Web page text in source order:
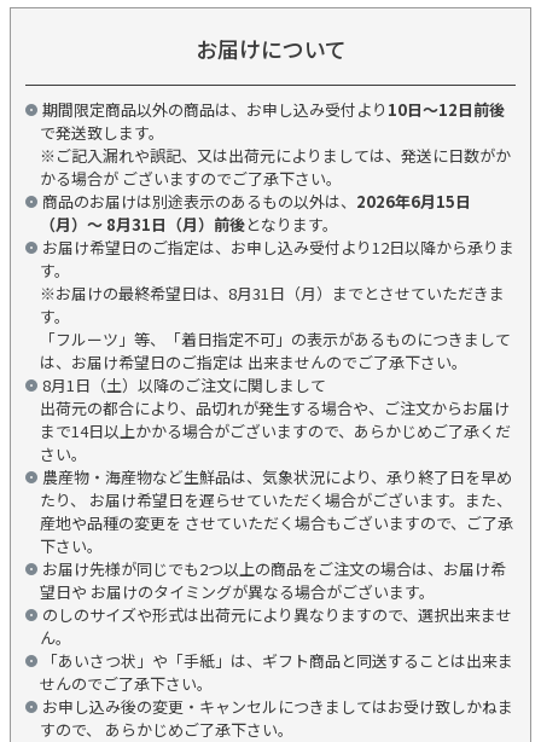
お届けについて
期間限定商品以外の商品は、お申し込み受付より 10日～12日前後
で発送致します。
※ご記入漏れや誤記、又は出荷元によりましては、発送に日数がか
かる場合が ございますのでご了承下さい。
商品のお届けは別途表示のあるもの以外は、 2026年6月15日
（月）～ 8月31日（月）前後となります。
お届け希望日のご指定は、お申し込み受付より12日以降から承りま
す。
※お届けの最終希望日は、8月31日（月）までとさせていただきま
す。
「フルーツ」等、「着日指定不可」の表示があるものにつきまして
は、お届け希望日のご指定は 出来ませんのでご了承下さい。
8月1日（土）以降のご注文に関しまして
出荷元の都合により、品切れが発生する場合や、ご注文からお届け
まで14日以上かかる場合がございますので、あらかじめご了承くだ
さい。
農産物・海産物など生鮮品は、気象状況により、承り終了日を早め
たり、 お届け希望日を遅らせていただく場合がございます。また、
産地や品種の変更を させていただく場合もございますので、ご了承
下さい。
お届け先様が同じでも2つ以上の商品をご注文の場合は、お届け希
望日や お届けのタイミングが異なる場合がございます。
のしのサイズや形式は出荷元により異なりますので、選択出来ませ
ん。
「あいさつ状」や「手紙」は、ギフト商品と同送することは出来ま
せんのでご了承下さい。
お申し込み後の変更・キャンセルにつきましてはお受け致しかねま
すので、 あらかじめご了承下さい。